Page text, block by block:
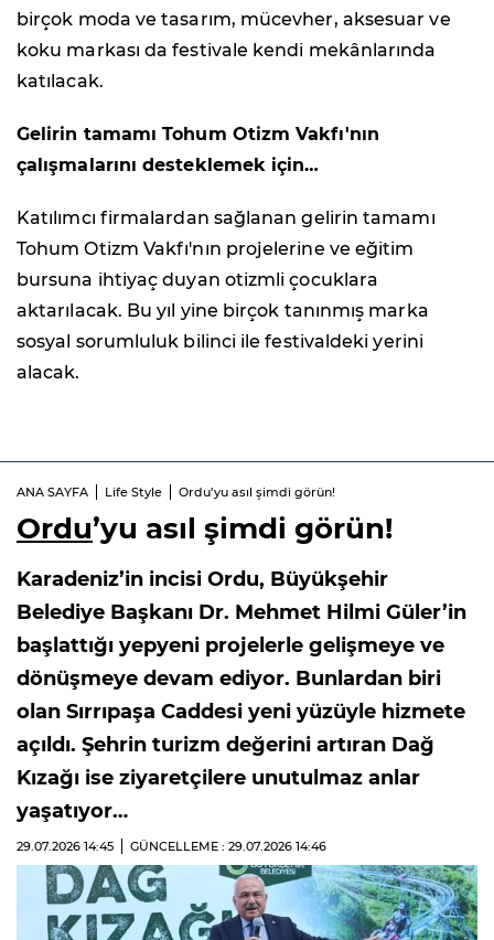
birçok moda ve tasarım, mücevher, aksesuar ve
koku markası da festivale kendi mekânlarında
katılacak.
Gelirin tamamı Tohum Otizm Vakfı'nın
çalışmalarını desteklemek için…
Katılımcı firmalardan sağlanan gelirin tamamı
Tohum Otizm Vakfı'nın projelerine ve eğitim
bursuna ihtiyaç duyan otizmli çocuklara
aktarılacak. Bu yıl yine birçok tanınmış marka
sosyal sorumluluk bilinci ile festivaldeki yerini
alacak.
ANA SAYFA Life Style Ordu’yu asıl şimdi görün!
Ordu’yu asıl şimdi görün!
Karadeniz’in incisi Ordu, Büyükşehir
Belediye Başkanı Dr. Mehmet Hilmi Güler’in
başlattığı yepyeni projelerle gelişmeye ve
dönüşmeye devam ediyor. Bunlardan biri
olan Sırrıpaşa Caddesi yeni yüzüyle hizmete
açıldı. Şehrin turizm değerini artıran Dağ
Kızağı ise ziyaretçilere unutulmaz anlar
yaşatıyor…
29.07.2026 14:45 GÜNCELLEME : 29.07.2026 14:46